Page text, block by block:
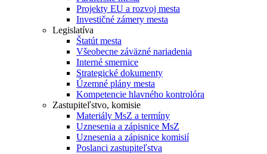
Projekty EU a rozvoj mesta
Investičné zámery mesta
Legislatíva
Štatút mesta
Všeobecne záväzné nariadenia
Interné smernice
Strategické dokumenty
Územné plány mesta
Kompetencie hlavného kontrolóra
Zastupiteľstvo, komisie
Materiály MsZ a termíny
Uznesenia a zápisnice MsZ
Uznesenia a zápisnice komisií
Poslanci zastupiteľstva